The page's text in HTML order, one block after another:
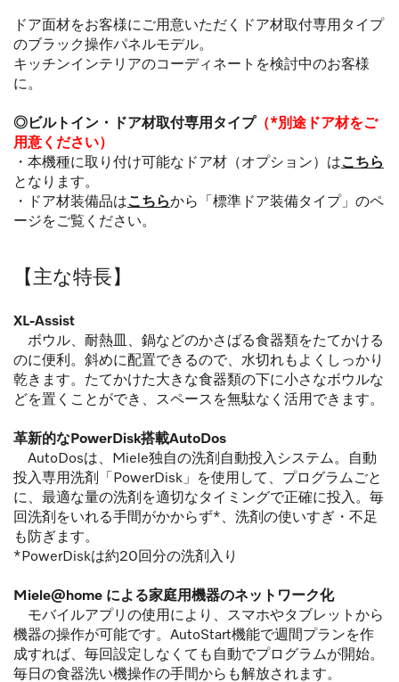
ドア面材をお客様にご用意いただくドア材取付専用タイプ
のブラック操作パネルモデル。
キッチンインテリアのコーディネートを検討中のお客様
に。
◎ビルトイン・ドア材取付専用タイプ （*別途ドア材をご
用意ください）
・本機種に取り付け可能なドア材（オプション）はこちら
となります。
・ドア材装備品はこちらから「標準ドア装備タイプ」のペ
ージをご覧ください。
【主な特長】
XL-Assist
ボウル、耐熱皿、鍋などのかさばる食器類をたてかける
のに便利。斜めに配置できるので、水切れもよくしっかり
乾きます。たてかけた大きな食器類の下に小さなボウルな
どを置くことができ、スペースを無駄なく活用できます。
革新的なPowerDisk搭載AutoDos
AutoDosは、Miele独自の洗剤自動投入システム。自動
投入専用洗剤「PowerDisk」を使用して、プログラムごと
に、最適な量の洗剤を適切なタイミングで正確に投入。毎
回洗剤をいれる手間がかからず*、洗剤の使いすぎ・不足
も防ぎます。
*PowerDiskは約20回分の洗剤入り
Miele@home による家庭用機器のネットワーク化
モバイルアプリの使用により、スマホやタブレットから
機器の操作が可能です。AutoStart機能で週間プランを作
成すれば、毎回設定しなくても自動でプログラムが開始。
毎日の食器洗い機操作の手間からも解放されます。